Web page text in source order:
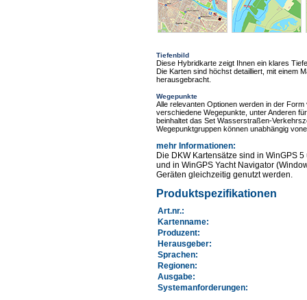
Tiefenbild
Diese Hybridkarte zeigt Ihnen ein klares
Die Karten sind höchst detailliert, mit einem
herausgebracht.
Wegepunkte
Alle relevanten Optionen werden in der
verschiedene Wegepunkte, unter Anderen
beinhaltet das Set Wasserstraßen-
Wegepunktgruppen können unabhängig
mehr Informationen:
Die DKW Kartensätze sind in WinGPS
und in WinGPS Yacht Navigator
Geräten gleichzeitig genutzt werden.
Produktspezifikationen
Art.nr.:
Kartenname:
Produzent:
Herausgeber:
Sprachen:
Regionen:
Ausgabe:
Systemanforderungen: